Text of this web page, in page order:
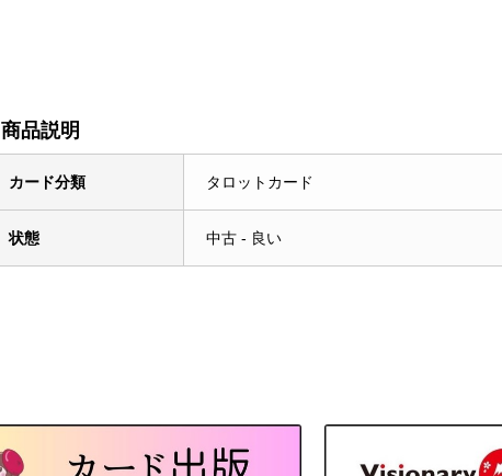
商品説明
カード分類 タロットカード
状態 中古 - 良い